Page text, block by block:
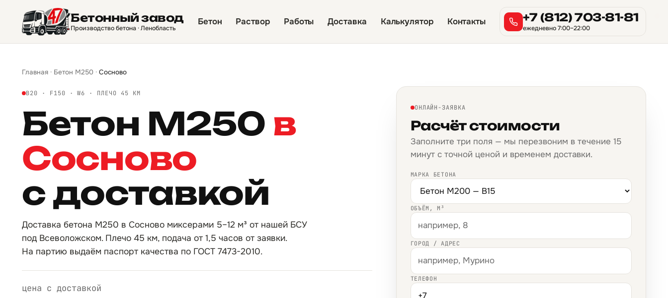
Бетонный завод
Производство бетона · Ленобласть
Бетон Раствор Работы Доставка Калькулятор Контакты +7 (812) 703-81-81
ежедневно 7:00–22:00
Главная · Бетон М250 · Сосново
B20 · F150 · W6 · ПЛЕЧО 45 КМ
Бетон М250 в
Сосново
с доставкой
Доставка бетона М250 в Сосново миксерами 5–12 м³ от нашей БСУ
под Всеволожском. Плечо 45 км, подача от 1,5 часов от заявки.
На партию выдаём паспорт качества по ГОСТ 7473-2010.
цена с доставкой
ОНЛАЙН-ЗАЯВКА
Расчёт стоимости
Заполните три поля — мы перезвоним в течение 15
минут с точной ценой и временем доставки.
МАРКА БЕТОНА
ОБЪЁМ, М³
ГОРОД / АДРЕС
ТЕЛЕФОН